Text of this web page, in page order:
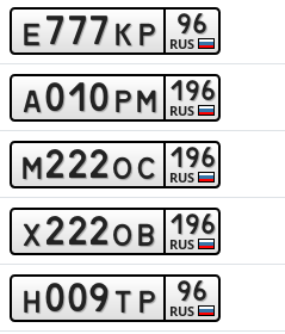
e777 k p 96
RUS
a010pm 196
RUS
m222oc 196
RUS
x222ob 196
RUS
h009t p 96
RUS